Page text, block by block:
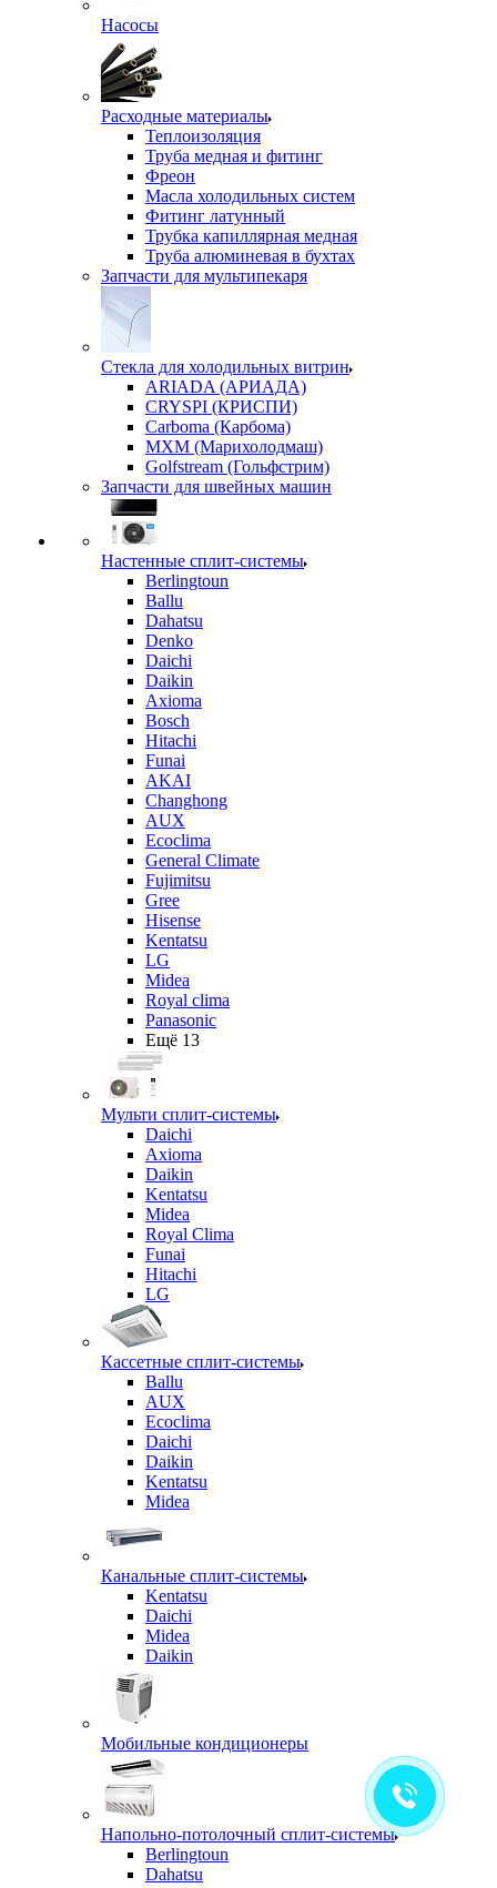
Насосы
Расходные материалы
Теплоизоляция
Труба медная и фитинг
Фреон
Масла холодильных систем
Фитинг латунный
Трубка капиллярная медная
Труба алюминевая в бухтах
Запчасти для мультипекаря
Стекла для холодильных витрин
ARIADA (АРИАДА)
CRYSPI (КРИСПИ)
Carboma (Карбома)
MXM (Марихолодмаш)
Golfstream (Гольфстрим)
Запчасти для швейных машин
Настенные сплит-системы
Berlingtoun
Ballu
Dahatsu
Denko
Daichi
Daikin
Axioma
Bosch
Hitachi
Funai
AKAI
Changhong
AUX
Ecoclima
General Climate
Fujimitsu
Gree
Hisense
Kentatsu
LG
Midea
Royal clima
Panasonic
Ещё 13
Мульти сплит-системы
Daichi
Axioma
Daikin
Kentatsu
Midea
Royal Clima
Funai
Hitachi
LG
Кассетные сплит-системы
Ballu
AUX
Ecoclima
Daichi
Daikin
Kentatsu
Midea
Канальные сплит-системы
Kentatsu
Daichi
Midea
Daikin
Мобильные кондиционеры
Напольно-потолочный сплит-системы
Berlingtoun
Dahatsu